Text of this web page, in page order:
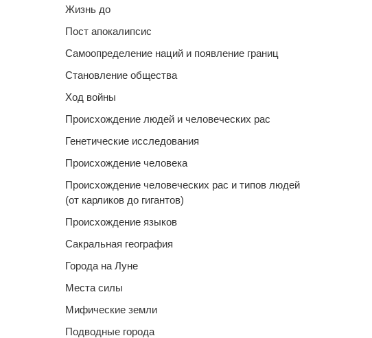
Жизнь до
Пост апокалипсис
Самоопределение наций и появление границ
Становление общества
Ход войны
Происхождение людей и человеческих рас
Генетические исследования
Происхождение человека
Происхождение человеческих рас и типов людей
(от карликов до гигантов)
Происхождение языков
Сакральная география
Города на Луне
Места силы
Мифические земли
Подводные города